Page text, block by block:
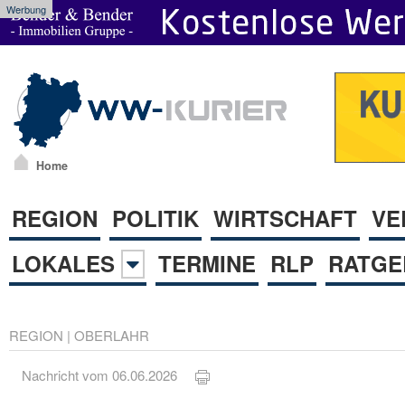
Werbung
Home
REGION POLITIK WIRTSCHAFT
LOKALES
TERMINE RLP
REGION | OBERLAHR
Nachricht vom 06.06.2026